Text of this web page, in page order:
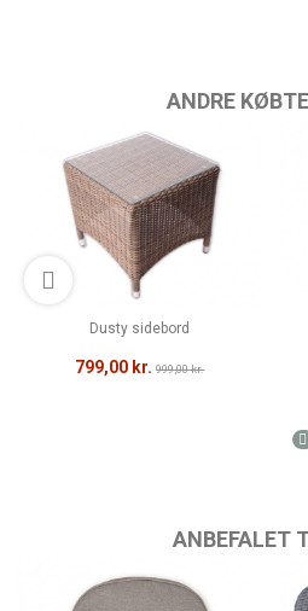
ANDRE
Dusty sidebord
799,00 kr. 999,00 kr.
ANBEFALET